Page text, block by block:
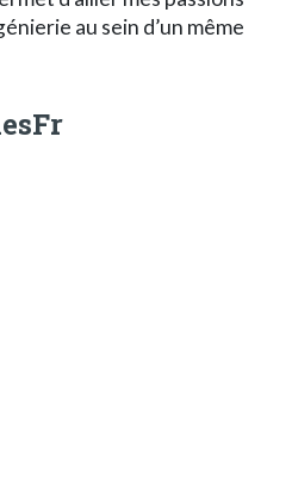
au sein d’un même